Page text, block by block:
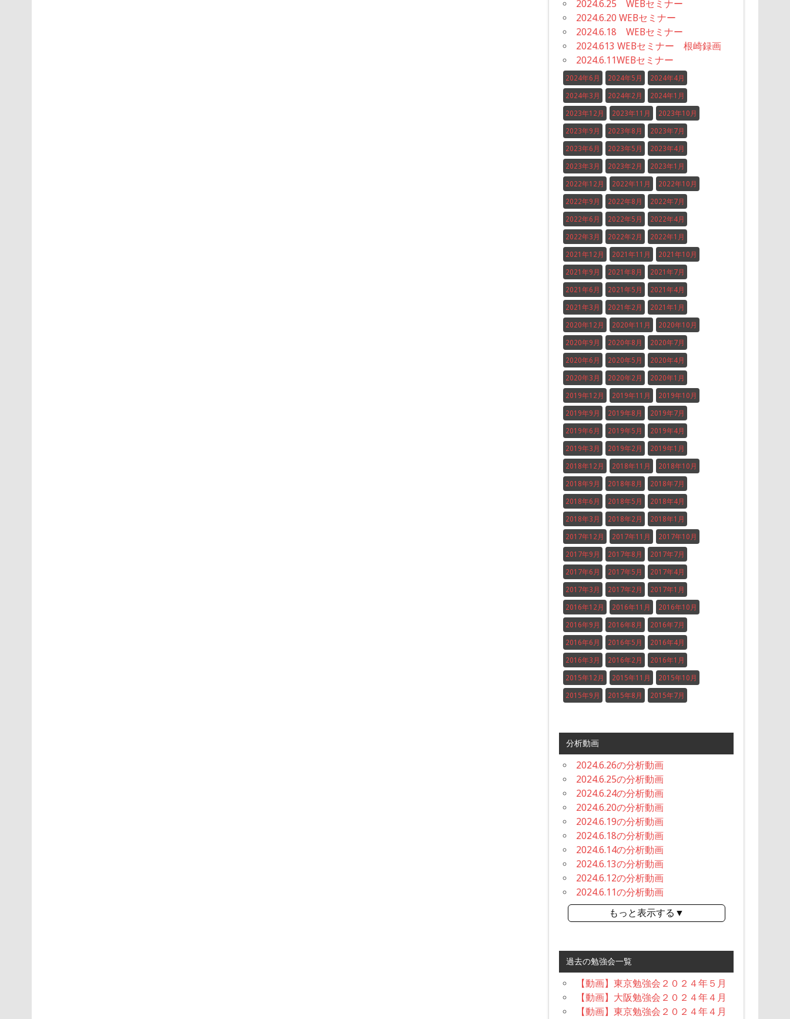
2024.6.25 WEBセミナー
2024.6.20 WEBセミナー
2024.6.18 WEBセミナー
2024.613 WEBセミナー 根崎録画
2024.6.11WEBセミナー
2024年6月 2024年5月 2024年4月
2024年3月 2024年2月 2024年1月
2023年12月 2023年11月 2023年10月
2023年9月 2023年8月 2023年7月
2023年6月 2023年5月 2023年4月
2023年3月 2023年2月 2023年1月
2022年12月 2022年11月 2022年10月
2022年9月 2022年8月 2022年7月
2022年6月 2022年5月 2022年4月
2022年3月 2022年2月 2022年1月
2021年12月 2021年11月 2021年10月
2021年9月 2021年8月 2021年7月
2021年6月 2021年5月 2021年4月
2021年3月 2021年2月 2021年1月
2020年12月 2020年11月 2020年10月
2020年9月 2020年8月 2020年7月
2020年6月 2020年5月 2020年4月
2020年3月 2020年2月 2020年1月
2019年12月 2019年11月 2019年10月
2019年9月 2019年8月 2019年7月
2019年6月 2019年5月 2019年4月
2019年3月 2019年2月 2019年1月
2018年12月 2018年11月 2018年10月
2018年9月 2018年8月 2018年7月
2018年6月 2018年5月 2018年4月
2018年3月 2018年2月 2018年1月
2017年12月 2017年11月 2017年10月
2017年9月 2017年8月 2017年7月
2017年6月 2017年5月 2017年4月
2017年3月 2017年2月 2017年1月
2016年12月 2016年11月 2016年10月
2016年9月 2016年8月 2016年7月
2016年6月 2016年5月 2016年4月
2016年3月 2016年2月 2016年1月
2015年12月 2015年11月 2015年10月
2015年9月 2015年8月 2015年7月
分析動画
2024.6.26の分析動画
2024.6.25の分析動画
2024.6.24の分析動画
2024.6.20の分析動画
2024.6.19の分析動画
2024.6.18の分析動画
2024.6.14の分析動画
2024.6.13の分析動画
2024.6.12の分析動画
2024.6.11の分析動画
もっと表示する▼
過去の勉強会一覧
【動画】東京勉強会２０２４年５月
【動画】大阪勉強会２０２４年４月
【動画】東京勉強会２０２４年４月